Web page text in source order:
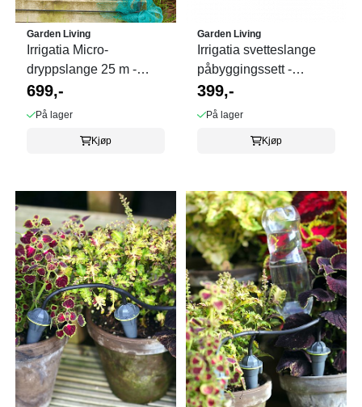
Garden Living
Irrigatia Micro-
dryppslange 25 m -
UTGÅR
699,-
På lager
Kjøp
Garden Living
Irrigatia svetteslange
påbyggingssett -
UTGÅR
399,-
På lager
Kjøp